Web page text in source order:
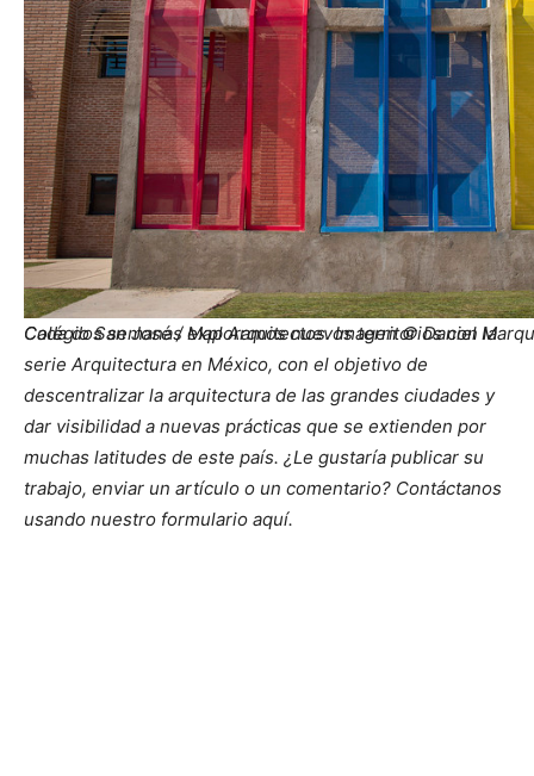
Colégio San José / Map Arquitectos. Imagen © Daniel
Cada dos semanas exploramos nuevos territorios con la
serie Arquitectura en México, con el objetivo de
descentralizar la arquitectura de las grandes ciudades y
dar visibilidad a nuevas prácticas que se extienden por
muchas latitudes de este país. ¿Le gustaría publicar su
trabajo, enviar un artículo o un comentario? Contáctanos
usando nuestro formulario aquí.